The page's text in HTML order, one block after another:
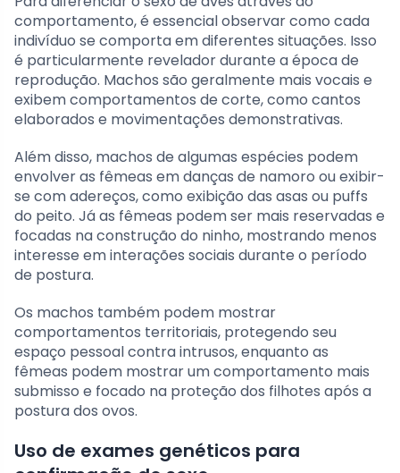
comportamento, é essencial observar como cada
indivíduo se comporta em diferentes situações. Isso
é particularmente revelador durante a época de
reprodução. Machos são geralmente mais vocais e
exibem comportamentos de corte, como cantos
elaborados e movimentações demonstrativas.
Além disso, machos de algumas espécies podem
envolver as fêmeas em danças de namoro ou exibir-
se com adereços, como exibição das asas ou puffs
do peito. Já as fêmeas podem ser mais reservadas e
focadas na construção do ninho, mostrando menos
interesse em interações sociais durante o período
de postura.
Os machos também podem mostrar
comportamentos territoriais, protegendo seu
espaço pessoal contra intrusos, enquanto as
fêmeas podem mostrar um comportamento mais
submisso e focado na proteção dos filhotes após a
postura dos ovos.
Uso de exames genéticos para